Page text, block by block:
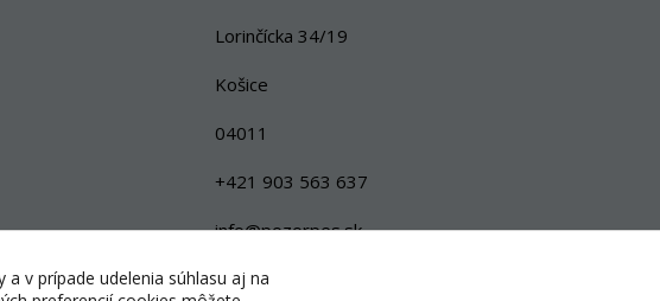
Lorinčícka 34/19
Košice
04011
+421 903 563 637
info@pozorpes.sk
v prípade udelenia súhlasu aj na